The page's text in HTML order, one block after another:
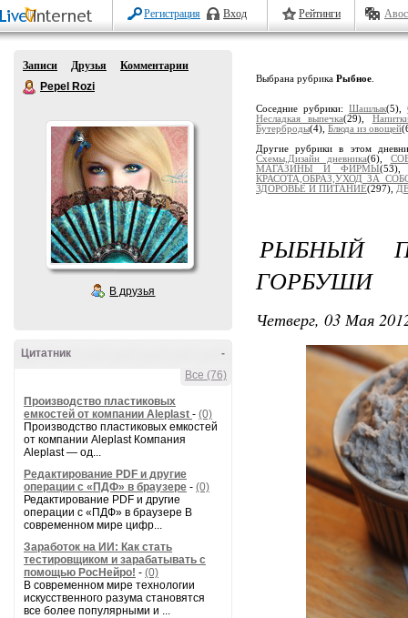
Регистрация Вход Рейтинги
Записи Друзья
Комментарии
Pepel Rozi
В друзья
-
Цитатник
Все (76)
Производство пластиковых
емкостей от компании Aleplast - (0)
Производство пластиковых емкостей
от компании Aleplast Компания
Aleplast — од...
Редактирование PDF и другие
операции с «ПДФ» в браузере - (0)
Редактирование PDF и другие
операции с «ПДФ» в браузере В
современном мире цифр...
Заработок на ИИ: Как стать
тестировщиком и зарабатывать с
помощью РосНейро! - (0)
В современном мире технологии
искусственного разума становятся
все более популярными и ...
Выбрана рубрика Рыбное
Соседние рубрики:Шашлык(5),
Несладкая выпечка(29),
Бутерброды(4), Блюда из овощей
Другие рубрики в этом
Схемы,Дизайн дневника(6),
МАГАЗИНЫ И ФИРМЫ
КРАСОТА,ОБРАЗ,УХОД ЗА
ЗДОРОВЬЕ И ПИТАНИЕ(297),
РЫБНЫЙ
ГОРБУШИ
Четверг, 03 Мая